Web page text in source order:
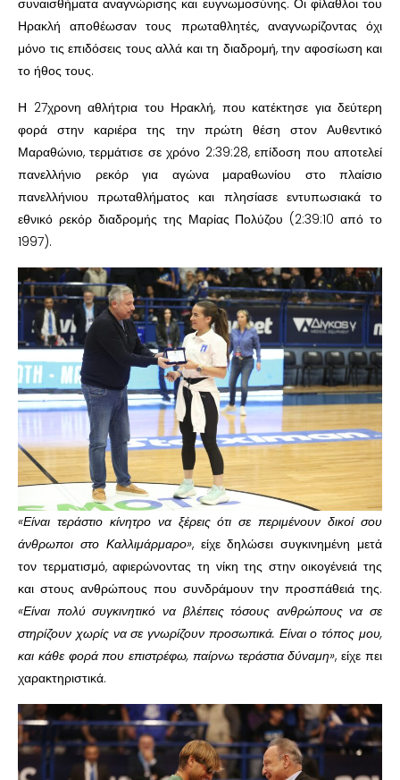
Ηρακλή αποθέωσαν τους πρωταθλητές, αναγνωρίζοντας όχι
μόνο τις επιδόσεις τους αλλά και τη διαδρομή, την αφοσίωση και
το ήθος τους.
Η 27χρονη αθλήτρια του Ηρακλή, που κατέκτησε για δεύτερη
φορά στην καριέρα της την πρώτη θέση στον Αυθεντικό
Μαραθώνιο, τερμάτισε σε χρόνο 2:39:28, επίδοση που αποτελεί
πανελλήνιο ρεκόρ για αγώνα μαραθωνίου στο πλαίσιο
πανελλήνιου πρωταθλήματος και πλησίασε εντυπωσιακά το
εθνικό ρεκόρ διαδρομής της Μαρίας Πολύζου (2:39:10 από το
1997).
«Είναι τεράστιο κίνητρο να ξέρεις ότι σε περιμένουν δικοί σου
άνθρωποι στο Καλλιμάρμαρο», είχε δηλώσει συγκινημένη μετά
τον τερματισμό, αφιερώνοντας τη νίκη της στην οικογένειά της
και στους ανθρώπους που συνδράμουν την προσπάθειά της.
«Είναι πολύ συγκινητικό να βλέπεις τόσους ανθρώπους να σε
στηρίζουν χωρίς να σε γνωρίζουν προσωπικά. Είναι ο τόπος μου,
και κάθε φορά που επιστρέφω, παίρνω τεράστια δύναμη», είχε πει
χαρακτηριστικά.